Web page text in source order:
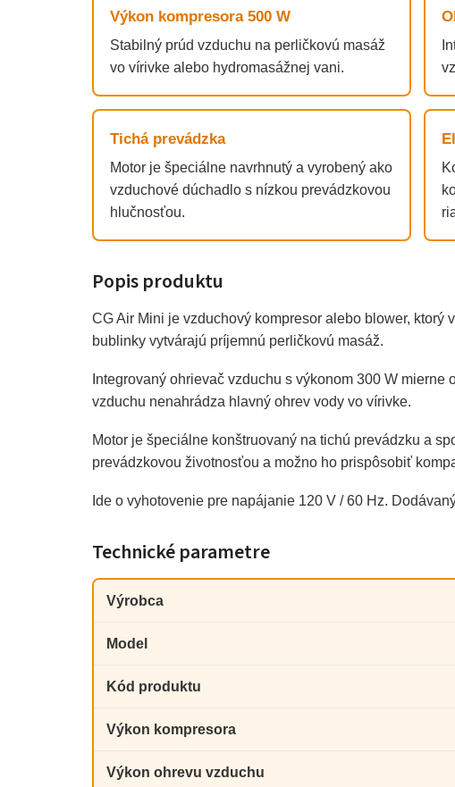
Výkon kompresora 500 W
Stabilný prúd vzduchu na perličkovú masáž
vo vírivke alebo hydromasážnej vani.
Tichá prevádzka
Motor je špeciálne navrhnutý a vyrobený ako
vzduchové dúchadlo s nízkou prevádzkovou
hlučnosťou.
Popis produktu
CG Air Mini je vzduchový kompresor alebo blower,
bublinky vytvárajú príjemnú perličkovú masáž.
Integrovaný ohrievač vzduchu s výkonom 300 W
vzduchu nenahrádza hlavný ohrev vody vo vírivke.
Motor je špeciálne konštruovaný na tichú prevádzku a
prevádzkovou životnosťou a možno ho prispôsobiť
Ide o vyhotovenie pre napájanie 120 V / 60 Hz.
Technické parametre
Výrobca
Model
Kód produktu
Výkon kompresora
Výkon ohrevu vzduchu